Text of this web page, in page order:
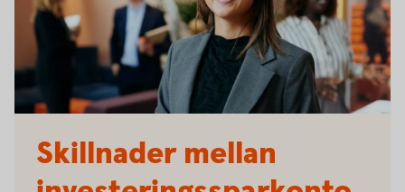
Skillnader mellan